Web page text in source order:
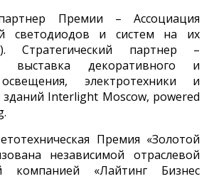
Премии – Ассоциация
светодиодов и систем на их
Стратегический партнер –
выставка декоративного и
освещения, электротехники и
Interlight Moscow, powered
Премия «Золотой
независимой отраслевой
компанией «Лайтинг Бизнес